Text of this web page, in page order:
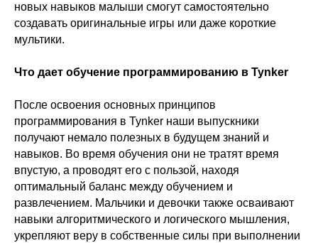
новых навыков малыши смогут самостоятельно
создавать оригинальные игры или даже короткие
мультики.
Что дает обучение программированию в Tynker
После освоения основных принципов
программирования в Tynker наши выпускники
получают немало полезных в будущем знаний и
навыков. Во время обучения они не тратят время
впустую, а проводят его с пользой, находя
оптимальный баланс между обучением и
развлечением. Мальчики и девочки также осваивают
навыки алгоритмического и логического мышления,
укрепляют веру в собственные силы при выполнении